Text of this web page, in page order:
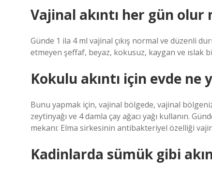
Vajinal akıntı her gün olur
Günde 1 ila 4 ml vajinal çıkış normal ve düzenli
etmeyen şeffaf, beyaz, kokusuz, kaygan ve ıslak
Kokulu akıntı için evde ne
Bunu yapmak için, vajinal bölgede, vajinal
zeytinyağı ve 4 damla çay ağacı yağı kullanın.
mekanı: Elma sirkesinin antibakteriyel özelliği
Kadinlarda sümük gibi